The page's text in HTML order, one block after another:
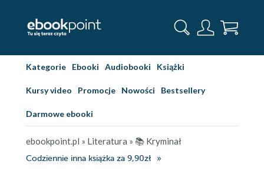
Kategorie Ebooki Audiobooki Książki
Kursy video Promocje Nowości Bestsellery
Darmowe ebooki
ebookpoint.pl » Literatura » 📚 Kryminał
Codziennie inna książka za 9,90zł